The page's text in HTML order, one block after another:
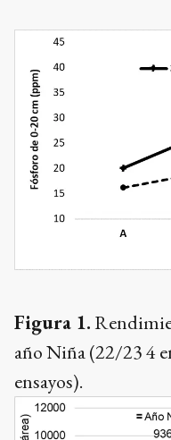
Figura 1.
año Niña (22/23 4
ensayos).